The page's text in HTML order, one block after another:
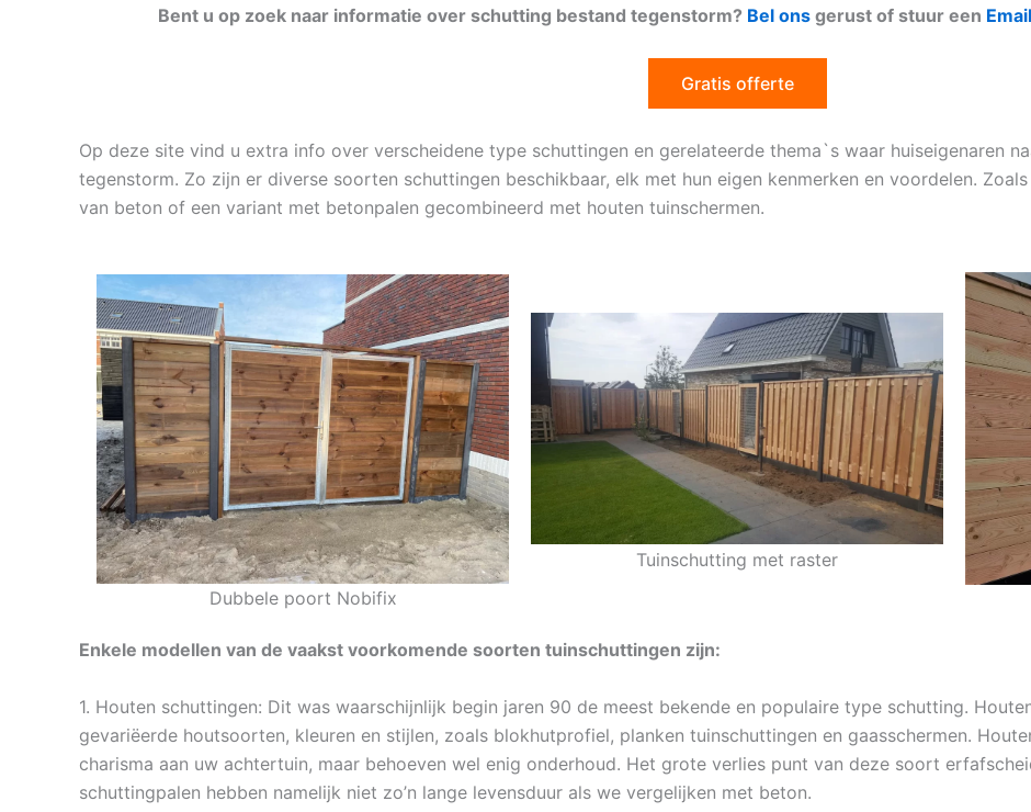
Bent u op zoek naar informatie over schutting bestand tegenstorm? Bel ons gerust of stuur een Email
Gratis offerte
Op deze site vind u extra info over verscheidene type schuttingen en gerelateerde thema`s waar huiseigenaren
tegenstorm. Zo zijn er diverse soorten schuttingen beschikbaar, elk met hun eigen kenmerken en voordelen.
van beton of een variant met betonpalen gecombineerd met houten tuinschermen.
Dubbele poort Nobifix
Tuinschutting met raster
Enkele modellen van de vaakst voorkomende soorten tuinschuttingen zijn:
1. Houten schuttingen: Dit was waarschijnlijk begin jaren 90 de meest bekende en populaire type schutting.
gevariëerde houtsoorten, kleuren en stijlen, zoals blokhutprofiel, planken tuinschuttingen en gaasschermen.
charisma aan uw achtertuin, maar behoeven wel enig onderhoud. Het grote verlies punt van deze soort
schuttingpalen hebben namelijk niet zo’n lange levensduur als we vergelijken met beton.